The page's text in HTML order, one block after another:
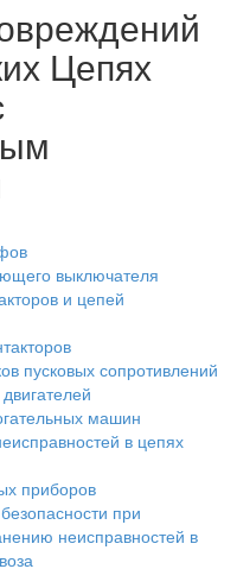
Цепях
выключателя
и цепей
пусковых сопротивлений
машин
в цепях
приборов
при
неисправностей в